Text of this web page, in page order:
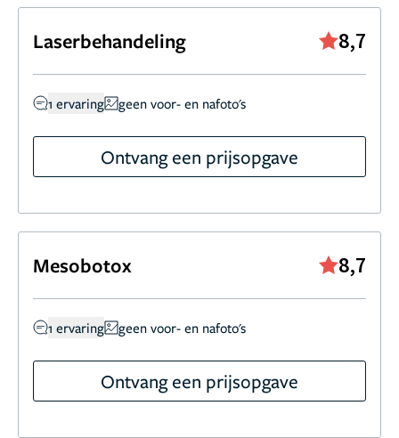
Laserbehandeling 8,7
1 ervaring geen voor- en nafoto's
Ontvang een prijsopgave
Mesobotox 8,7
1 ervaring geen voor- en nafoto's
Ontvang een prijsopgave